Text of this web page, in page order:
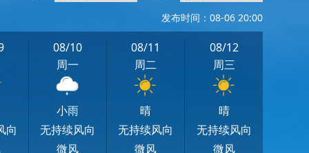
发布时间：08-06 20:00
向
08/10
周一
小雨
无持续风向
微风
08/11
周二
晴
无持续风向
微风
08/12
周三
晴
无持续风向
微风